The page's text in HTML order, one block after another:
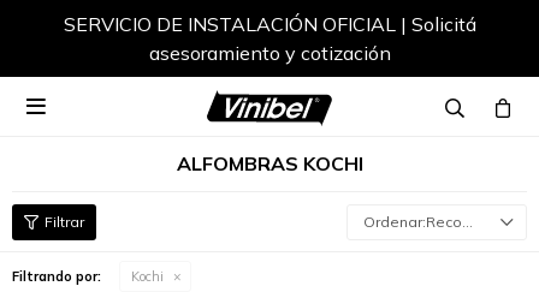
SERVICIO DE INSTALACIÓN OFICIAL | Solicitá
asesoramiento y cotización

ALFOMBRAS KOCHI
Recomendados
Filtrando por: Kochi